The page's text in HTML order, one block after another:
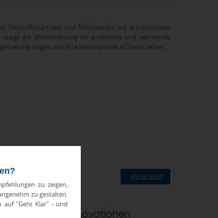
zu zeigen,
zu gestalten.
auf "Geht Klar" - und
Geschäftspartnern und Mitarbeitern mit durchdachten
die Wertschätzung für praktische und wärmende
sorgen und Ihre Marke positiv in Szene setzen.
Weiterlesen
und Innovationen